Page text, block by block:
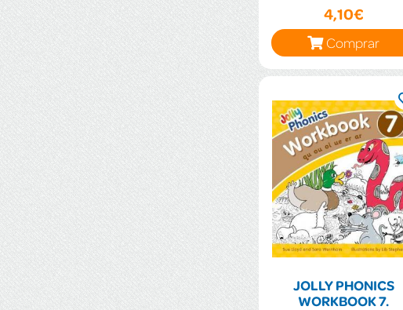
4,10€
Comprar
JOLLY PHONICS
WORKBOOK 7.